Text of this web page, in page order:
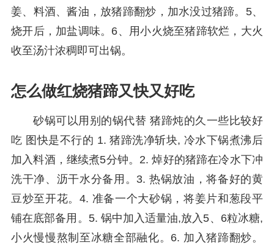
姜、料酒、酱油，放猪蹄翻炒，加水没过猪蹄。5、
烧开后，加盐调味。6、用小火烧至猪蹄软烂，大火
收至汤汁浓稠即可出锅。
怎么做红烧猪蹄又快又好吃
砂锅可以用别的锅代替 猪蹄炖的久一些比较好
吃 图快是不行的 1. 猪蹄洗净斩块, 冷水下锅煮沸后
加入料酒，继续煮5分钟。2. 焯好的猪蹄在冷水下冲
洗干净、沥干水分备用。3. 热锅放油，将备好的黄
豆炒至开花。4. 准备一个大砂锅，将姜片和葱段平
铺在底部备用。5. 锅中加入适量油,放入5、6粒冰糖,
小火慢慢熬制至冰糖全部融化。6. 加入猪蹄翻炒。